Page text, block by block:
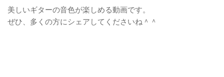
美しいギターの音色が楽しめる動画です。
ぜひ、多くの方にシェアしてくださいね＾＾